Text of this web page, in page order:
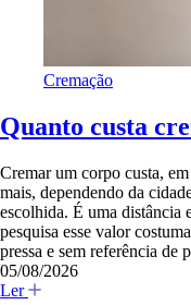
Cremação
Quanto custa
Cremar um corpo custa,
mais, dependendo da
escolhida. É uma distância
pesquisa esse valor
pressa e sem referência de
05/08/2026
Ler